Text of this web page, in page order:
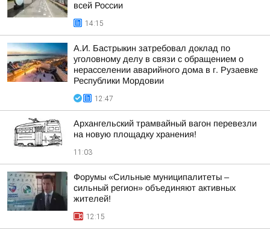
всей России
14:15
А.И. Бастрыкин затребовал доклад по
уголовному делу в связи с обращением о
нерасселении аварийного дома в г. Рузаевке
Республики Мордовии
12:47
Архангельский трамвайный вагон перевезли
на новую площадку хранения!
11:03
Форумы «Сильные муниципалитеты –
сильный регион» объединяют активных
жителей!
12:15